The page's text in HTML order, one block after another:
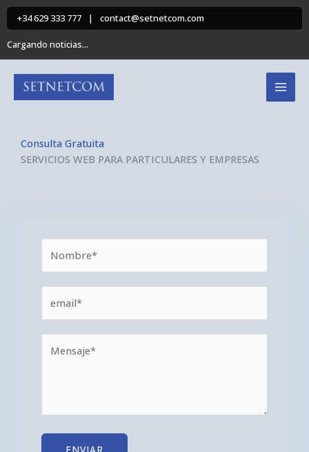
+34 629 333 777 | contact@setnetcom.com
Cargando noticias...
Ir
contenido
Consulta Gratuita
SERVICIOS WEB PARA PARTICULARES Y EMPRESAS